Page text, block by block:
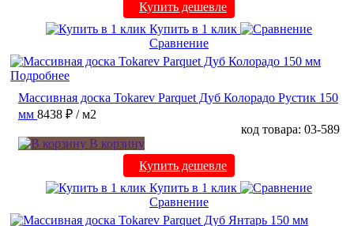
Купить дешевле
Купить в 1 клик
Сравнение
Подробнее
Массивная доска Tokarev Parquet Дуб Колорадо Рустик 150
мм 8438 ₽ / м2
код товара: 03-589
В корзину
Купить дешевле
Купить в 1 клик
Сравнение